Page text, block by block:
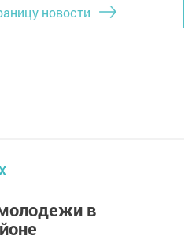
новости
в